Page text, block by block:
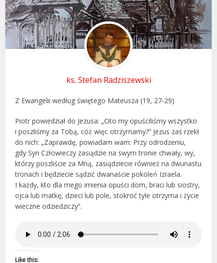
ks. Stefan Radziszewski
Z Ewangelii według świętego Mateusza (19, 27-29)
Piotr powiedział do Jezusa: „Oto my opuściliśmy wszystko
i poszliśmy za Tobą, cóż więc otrzymamy?” Jezus zaś rzekł
do nich: „Zaprawdę, powiadam wam: Przy odrodzeniu,
gdy Syn Człowieczy zasiądzie na swym tronie chwały, wy,
którzy poszliście za Mną, zasiądziecie również na dwunastu
tronach i będziecie sądzić dwanaście pokoleń Izraela.
I każdy, kto dla mego imienia opuści dom, braci lub siostry,
ojca lub matkę, dzieci lub pole, stokroć tyle otrzyma i życie
wieczne odziedziczy”.
Like this: